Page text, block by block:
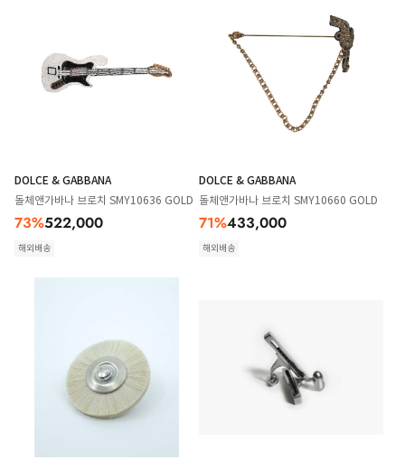
DOLCE & GABBANA
돌체앤가바나 브로치 SMY10636 GOLD
73%522,000
해외배송
DOLCE & GABBANA
돌체앤가바나 브로치 SMY10660 GOLD
71%433,000
해외배송